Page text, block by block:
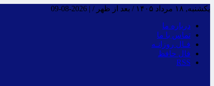
یکشنبه, ۱۸ مرداد ۱۴۰۵ / بعد از ظهر / |
2026-08-09
درباره ما
تماس با ما
فـال روزانـه
فال حافظ
RSS